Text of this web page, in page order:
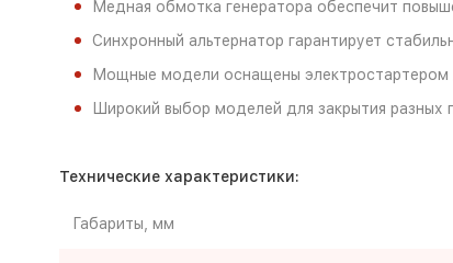
Медная обмотка генератора обеспечит
Синхронный альтернатор гарантирует
Мощные модели оснащены электростартером
Широкий выбор моделей для закрытия разных
Технические характеристики:
Габариты, мм